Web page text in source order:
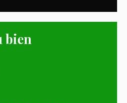
bien